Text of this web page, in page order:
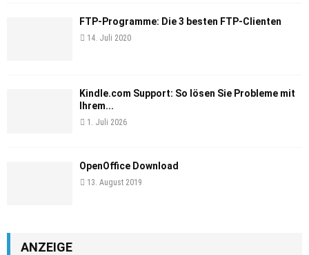
FTP-Programme: Die 3 besten FTP-Clienten
14. Juli 2020
Kindle.com Support: So lösen Sie Probleme mit
Ihrem...
1. Juli 2026
OpenOffice Download
13. August 2019
ANZEIGE